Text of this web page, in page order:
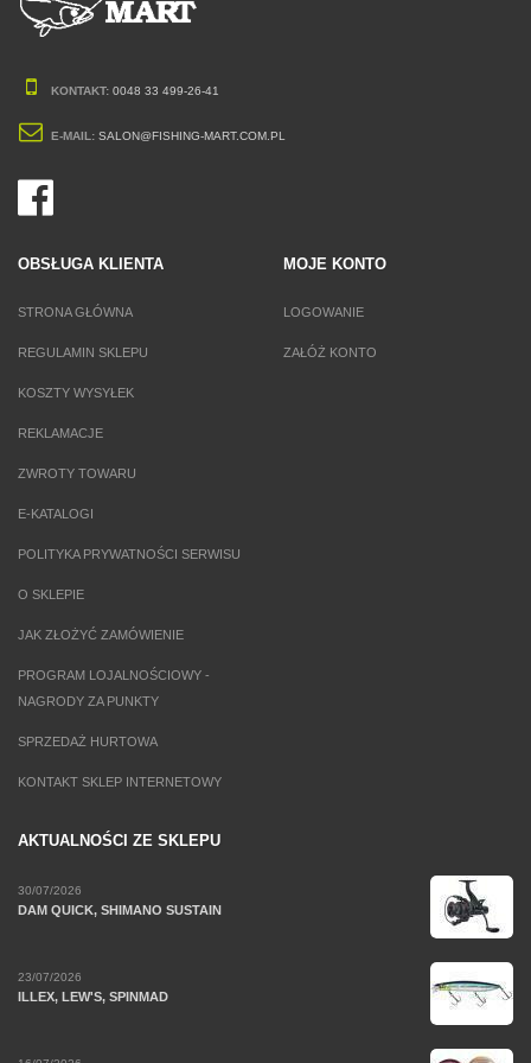
KONTAKT: 0048 33 499-26-41
E-MAIL: SALON@FISHING-MART.COM.PL
OBSŁUGA KLIENTA
STRONA GŁÓWNA
REGULAMIN SKLEPU
KOSZTY WYSYŁEK
REKLAMACJE
ZWROTY TOWARU
E-KATALOGI
POLITYKA PRYWATNOŚCI SERWISU
O SKLEPIE
JAK ZŁOŻYĆ ZAMÓWIENIE
PROGRAM LOJALNOŚCIOWY -
NAGRODY ZA PUNKTY
SPRZEDAŻ HURTOWA
KONTAKT SKLEP INTERNETOWY
MOJE KONTO
LOGOWANIE
ZAŁÓŻ KONTO
AKTUALNOŚCI ZE SKLEPU
30/07/2026
DAM QUICK, SHIMANO SUSTAIN
23/07/2026
ILLEX, LEW'S, SPINMAD